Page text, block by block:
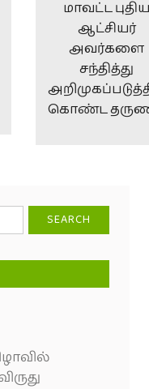
மாவட்ட புதிய
ஆட்சியர்
அவர்களை
சந்தித்து
கொண்ட